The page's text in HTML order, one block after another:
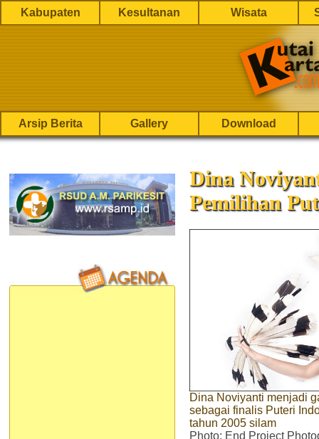
Kabupaten Kesultanan Wisata
Arsip Berita Gallery Download
Dina
Pemilihan
Dina Noviyanti menjadi
sebagai finalis Puteri
tahun 2005 silam
Photo: End Project